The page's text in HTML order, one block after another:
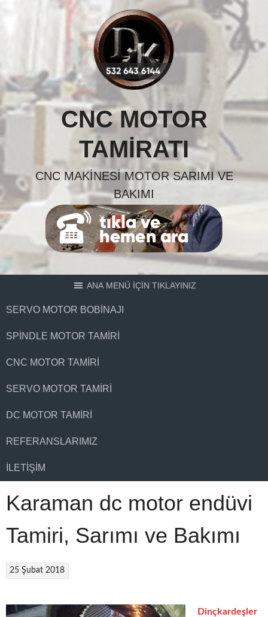
CNC MOTOR
TAMIRATI
CNC MAKINESI MOTOR SARIMI VE
BAKIMI
ANA MENÜ İÇİN TIKLAYINIZ
SERVO MOTOR BOBINAJI
SPINDLE MOTOR TAMIRI
CNC MOTOR TAMIRI
SERVO MOTOR TAMIRI
DC MOTOR TAMIRI
REFERANSLARIMIZ
İLETIŞIM
Karaman dc motor endüvi
Tamiri, Sarımı ve Bakımı
25 Şubat 2018
Dinçkardeşler